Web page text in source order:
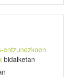
entzunezkoen
bidalketan